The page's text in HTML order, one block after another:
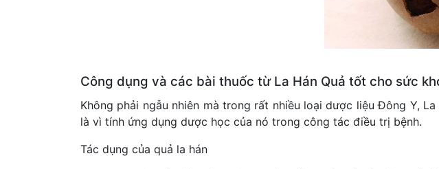
Công dụng và các bài thuốc từ La Hán Quả tốt cho sức
Không phải ngẫu nhiên mà trong rất nhiều loại dược liệu Đông Y,
là vì tính ứng dụng dược học của nó trong công tác điều trị bệnh.
Tác dụng của quả la hán